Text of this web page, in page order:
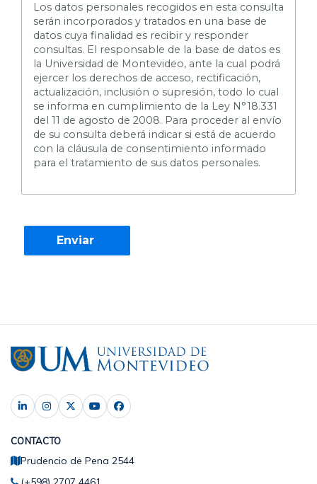
Los datos personales recogidos en esta consulta
serán incorporados y tratados en una base de
datos cuya finalidad es recibir y responder
consultas. El responsable de la base de datos es
la Universidad de Montevideo, ante la cual podrá
ejercer los derechos de acceso, rectificación,
actualización, inclusión o supresión, todo lo cual
se informa en cumplimiento de la Ley N°18.331
del 11 de agosto de 2008. Para proceder al envío
de su consulta deberá indicar si está de acuerdo
con la cláusula de consentimiento informado
para el tratamiento de sus datos personales.
CONTACTO
Prudencio de Pena 2544